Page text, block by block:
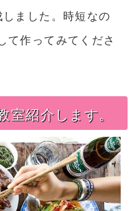
ました。時短なの
て作ってみてくださ
紹介します。